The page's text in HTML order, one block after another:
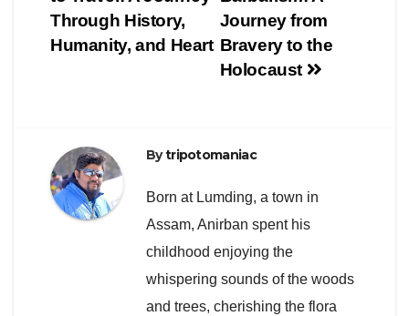
navigation
Journey from
Bravery to the
Holocaust
Through History,
Humanity, and Heart
Bytripotomaniac
Born at Lumding, a town in
Assam, Anirban spent his
childhood enjoying the
whispering sounds of the woods
and trees, cherishing the flora